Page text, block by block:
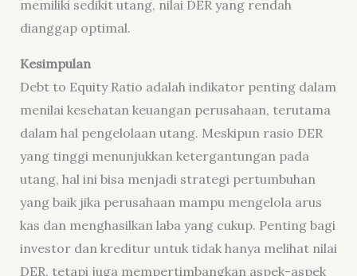
memiliki sedikit utang, nilai DER yang rendah
dianggap optimal.
Kesimpulan
Debt to Equity Ratio adalah indikator penting dalam
menilai kesehatan keuangan perusahaan, terutama
dalam hal pengelolaan utang. Meskipun rasio DER
yang tinggi menunjukkan ketergantungan pada
utang, hal ini bisa menjadi strategi pertumbuhan
yang baik jika perusahaan mampu mengelola arus
kas dan menghasilkan laba yang cukup. Penting bagi
investor dan kreditur untuk tidak hanya melihat nilai
DER, tetapi juga mempertimbangkan aspek-aspek